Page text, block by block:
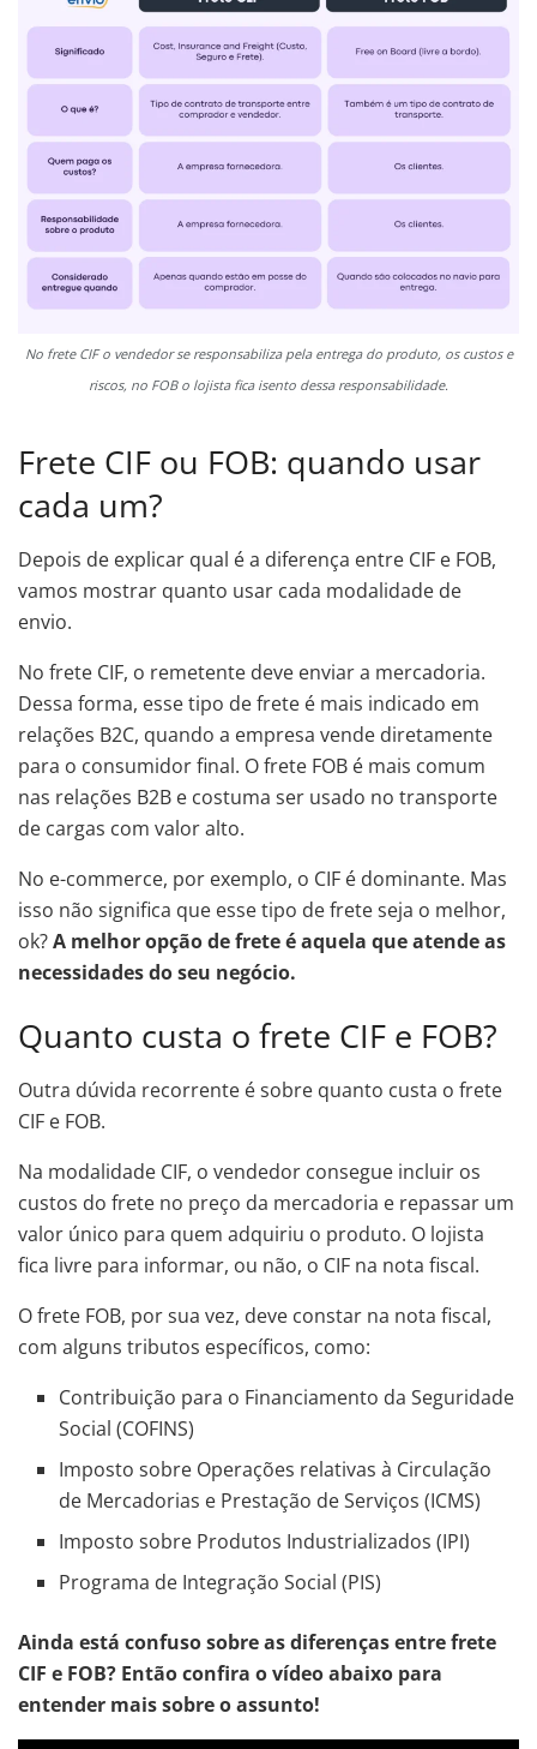
No frete CIF o vendedor se responsabiliza pela entrega do produto, os custos e
riscos, no FOB o lojista fica isento dessa responsabilidade.
Frete CIF ou FOB: quando usar
cada um?
Depois de explicar qual é a diferença entre CIF e FOB,
vamos mostrar quanto usar cada modalidade de
envio.
No frete CIF, o remetente deve enviar a mercadoria.
Dessa forma, esse tipo de frete é mais indicado em
relações B2C, quando a empresa vende diretamente
para o consumidor final. O frete FOB é mais comum
nas relações B2B e costuma ser usado no transporte
de cargas com valor alto.
No e-commerce, por exemplo, o CIF é dominante. Mas
isso não significa que esse tipo de frete seja o melhor,
ok?A melhor opção de frete é aquela que atende as
necessidades do seu negócio.
Quanto custa o frete CIF e FOB?
Outra dúvida recorrente é sobre quanto custa o frete
CIF e FOB.
Na modalidade CIF, o vendedor consegue incluir os
custos do frete no preço da mercadoria e repassar um
valor único para quem adquiriu o produto. O lojista
fica livre para informar, ou não, o CIF na nota fiscal.
O frete FOB, por sua vez, deve constar na nota fiscal,
com alguns tributos específicos, como:
Contribuição para o Financiamento da Seguridade
Social (COFINS)
Imposto sobre Operações relativas à Circulação
de Mercadorias e Prestação de Serviços (ICMS)
Imposto sobre Produtos Industrializados (IPI)
Programa de Integração Social (PIS)
Ainda está confuso sobre as diferenças entre frete
CIF e FOB? Então confira o vídeo abaixo para
entender mais sobre o assunto!